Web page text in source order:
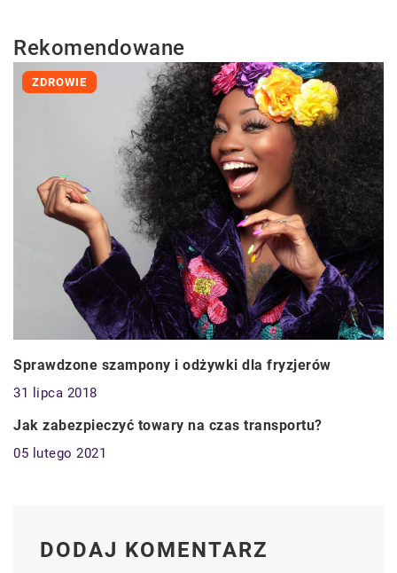
Rekomendowane
ZDROWIE
Sprawdzone szampony i odżywki dla fryzjerów
31 lipca 2018
BIZNES I USŁUGI
Jak zabezpieczyć towary na czas transportu?
05 lutego 2021
DODAJ KOMENTARZ